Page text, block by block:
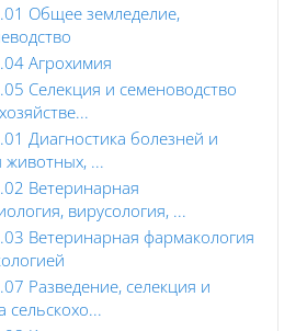
Общее земледелие,
Агрохимия
Селекция и семеноводство
Диагностика болезней и
животных, ...
Ветеринарная
вирусология, ...
Ветеринарная фармакология
Разведение, селекция и
сельскохо...